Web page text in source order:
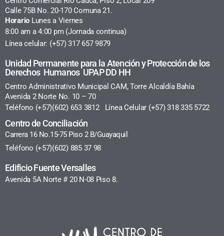
Calle 75B No. 20-170 Comuna 21.
Horario Lunes a Viernes
8:00 am a 4:00 pm (Jornada continua)
Línea celular: (+57) 317 657 9879
Unidad Permanente para la Atención y Protección de los
Derechos Humanos UPAP DD HH
Centro Administrativo Municipal CAM, Torre Alcaldía Bahía
Avenida 2 Norte No. 10 – 70
Teléfono (+57)(602) 653 3812 Línea Celular (+57) 318 335 5722
Centro de Conciliación
Carrera 16 No.15-75 Piso 2 B/Guayaquil
Teléfono (+57)(602) 885 37 98
Edificio Fuente Versalles
Avenida 5A Norte # 20 N-08 Piso 8.